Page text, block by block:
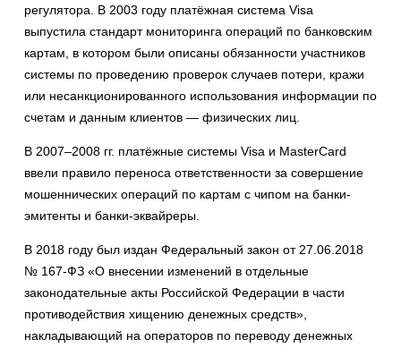
регулятора. В 2003 году платёжная система Visa
выпустила стандарт мониторинга операций по банковским
картам, в котором были описаны обязанности участников
системы по проведению проверок случаев потери, кражи
или несанкционированного использования информации по
счетам и данным клиентов — физических лиц.
В 2007–2008 гг. платёжные системы Visa и MasterCard
ввели правило переноса ответственности за совершение
мошеннических операций по картам с чипом на банки-
эмитенты и банки-эквайреры.
В 2018 году был издан Федеральный закон от 27.06.2018
№ 167-ФЗ «О внесении изменений в отдельные
законодательные акты Российской Федерации в части
противодействия хищению денежных средств»,
накладывающий на операторов по переводу денежных